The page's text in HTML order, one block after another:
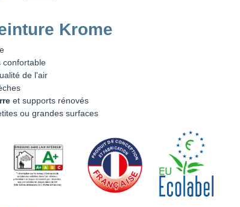
Krome
de l'air
et supports rénovés
ou grandes surfaces